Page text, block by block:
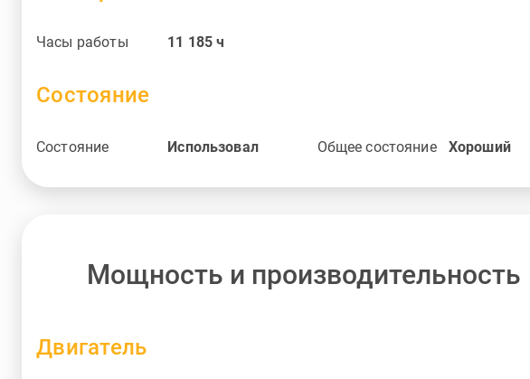
Часы работы 11 185ч
Состояние
Состояние Использовал Общее состояние Хороший
Мощность и производительность
Двигатель